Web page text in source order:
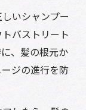
いシャンプー
バストリート
、髪の根元か
ジの進行を防